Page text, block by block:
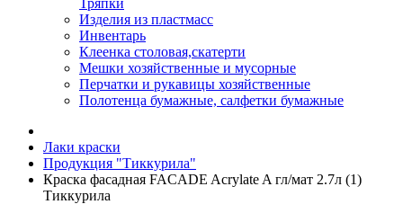
Тряпки
Изделия из пластмасс
Инвентарь
Клеенка столовая,скатерти
Мешки хозяйственные и мусорные
Перчатки и рукавицы хозяйственные
Полотенца бумажные, салфетки бумажные
Лаки краски
Продукция "Тиккурила"
Краска фасадная FACADE Acrylate A гл/мат 2.7л (1)
Тиккурила